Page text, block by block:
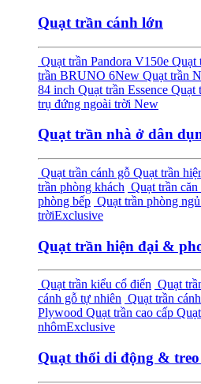
Quạt trần cánh lớn
Quạt trần Pandora V150e Quạt
trần BRUNO 6New Quạt trần
84 inch Quạt trần Essence Quạt
trụ đứng ngoài trời New
Quạt trần nhà ở dân
Quạt trần cánh gỗ Quạt trần
trần phòng khách Quạt trần
phòng bếp Quạt trần phòng ngủ
trờiExclusive
Quạt trần hiện đại &
Quạt trần kiểu cổ điển Quạt
cánh gỗ tự nhiên Quạt trần
Plywood Quạt trần cao cấp
nhômExclusive
Quạt thổi di động &